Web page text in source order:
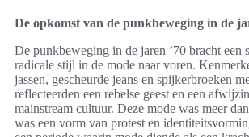
De opkomst van de punkbeweging in de
De punkbeweging in de jaren ’70 bracht een
radicale stijl in de mode naar voren.
jassen, gescheurde jeans en spijkerbroeken
reflecteerden een rebelse geest en een
mainstream cultuur. Deze mode was meer
was een vorm van protest en